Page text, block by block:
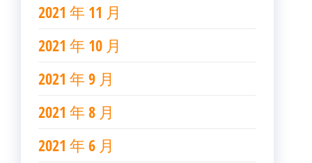
2021 年 11 月
2021 年 10 月
2021 年 9 月
2021 年 8 月
2021 年 6 月